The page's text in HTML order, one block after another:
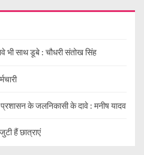
भी साथ डूबे : चौधरी संतोख सिंह
प्रशासन के जलनिकासी के दावे : मनीष यादव
हैं छात्राएं